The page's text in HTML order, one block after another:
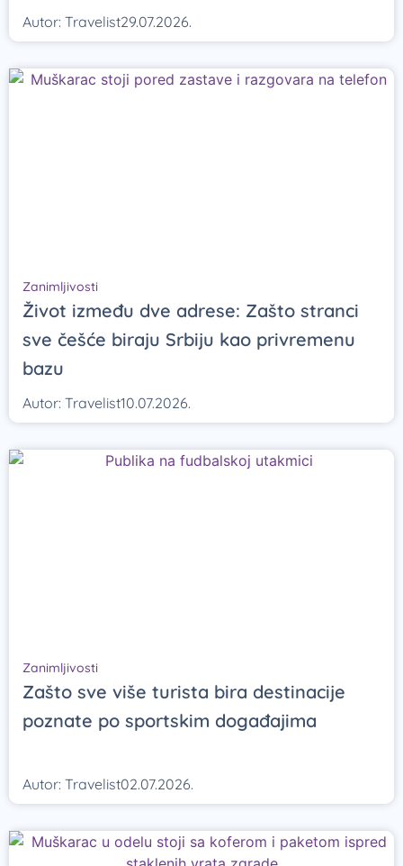
Autor: Travelist29.07.2026.
Zanimljivosti
Život između dve adrese: Zašto stranci
sve češće biraju Srbiju kao privremenu
bazu
Autor: Travelist10.07.2026.
Zanimljivosti
Zašto sve više turista bira destinacije
poznate po sportskim događajima
Autor: Travelist02.07.2026.